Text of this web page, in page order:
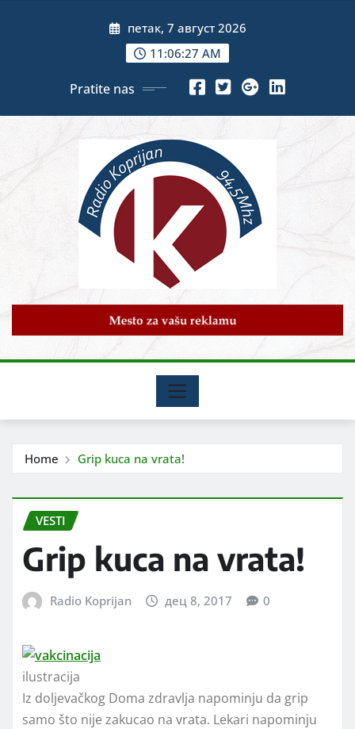
петак, 7 август 2026
11:06:29 AM
Pratite nas
Home Grip kuca na vrata!
VESTI
Grip kuca na vrata!
Radio Koprijan дец 8, 2017 0
ilustracija
Iz doljevačkog Doma zdravlja napominju da grip
samo što nije zakucao na vrata. Lekari napominju